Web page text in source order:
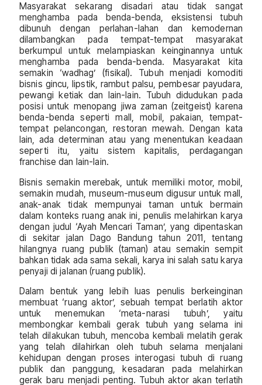
Masyarakat sekarang disadari atau tidak sangat
menghamba pada benda-benda, eksistensi tubuh
dibunuh dengan perlahan-lahan dan kemodernan
dilambangkan pada tempat-tempat masyarakat
berkumpul untuk melampiaskan keinginannya untuk
menghamba pada benda-benda. Masyarakat kita
semakin ‘wadhag’ (fisikal). Tubuh menjadi komoditi
bisnis gincu, lipstik, rambut palsu, pembesar payudara,
pewangi ketiak dan lain-lain. Tubuh didudukan pada
posisi untuk menopang jiwa zaman (zeitgeist) karena
benda-benda seperti mall, mobil, pakaian, tempat-
tempat pelancongan, restoran mewah. Dengan kata
lain, ada determinan atau yang menentukan keadaan
seperti itu, yaitu sistem kapitalis, perdagangan
franchise dan lain-lain.
Bisnis semakin merebak, untuk memiliki motor, mobil,
semakin mudah, museum-museum digusur untuk mall,
anak-anak tidak mempunyai taman untuk bermain
dalam konteks ruang anak ini, penulis melahirkan karya
dengan judul ‘Ayah Mencari Taman’, yang dipentaskan
di sekitar jalan Dago Bandung tahun 2011, tentang
hilangnya ruang publik (taman) atau semakin sempit
bahkan tidak ada sama sekali, karya ini salah satu karya
penyaji di jalanan (ruang publik).
Dalam bentuk yang lebih luas penulis berkeinginan
membuat ‘ruang aktor’, sebuah tempat berlatih aktor
untuk menemukan ‘meta-narasi tubuh’, yaitu
membongkar kembali gerak tubuh yang selama ini
telah dilakukan tubuh, mencoba kembali melatih gerak
yang telah dilahirkan oleh tubuh selama menjalani
kehidupan dengan proses interogasi tubuh di ruang
publik dan panggung, kesadaran pada melahirkan
gerak baru menjadi penting. Tubuh aktor akan terlatih